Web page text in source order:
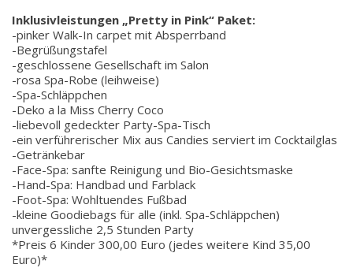
Inklusivleistungen „Pretty in Pink“ Paket:
-pinker Walk-In carpet mit Absperrband
-Begrüßungstafel
-geschlossene Gesellschaft im Salon
-rosa Spa-Robe (leihweise)
-Spa-Schläppchen
-Deko a la Miss Cherry Coco
-liebevoll gedeckter Party-Spa-Tisch
-ein verführerischer Mix aus Candies serviert im Cocktailglas
-Getränkebar
-Face-Spa: sanfte Reinigung und Bio-Gesichtsmaske
-Hand-Spa: Handbad und Farblack
-Foot-Spa: Wohltuendes Fußbad
-kleine Goodiebags für alle (inkl. Spa-Schläppchen)
unvergessliche 2,5 Stunden Party
*Preis 6 Kinder 300,00 Euro (jedes weitere Kind 35,00
Euro)*